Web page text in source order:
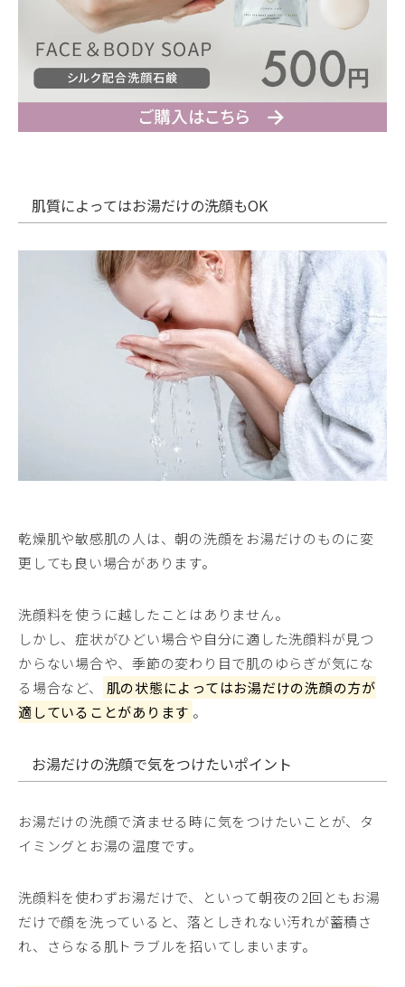
肌質によってはお湯だけの洗顔もOK
乾燥肌や敏感肌の人は、朝の洗顔をお湯だけのものに変
更しても良い場合があります。
洗顔料を使うに越したことはありません。
しかし、症状がひどい場合や自分に適した洗顔料が見つ
からない場合や、季節の変わり目で肌のゆらぎが気にな
る場合など、
肌の状態によってはお湯だけの洗顔の方が
適していることがあります 。
お湯だけの洗顔で気をつけたいポイント
お湯だけの洗顔で済ませる時に気をつけたいことが、タ
イミングとお湯の温度です。
洗顔料を使わずお湯だけで、といって朝夜の2回ともお湯
だけで顔を洗っていると、落としきれない汚れが蓄積さ
れ、さらなる肌トラブルを招いてしまいます。